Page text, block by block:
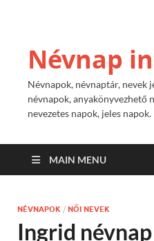
Névnap
Névnapok, névnaptár, nevek
névnapok, anyakönyvezhető
nevezetes napok, jeles napok.
MAIN MENU
NÉVNAPOK / NŐI NEVEK
Ingrid névnap